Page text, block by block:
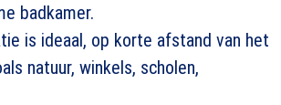
badkamer.
is ideaal, op korte afstand van het
natuur, winkels, scholen,